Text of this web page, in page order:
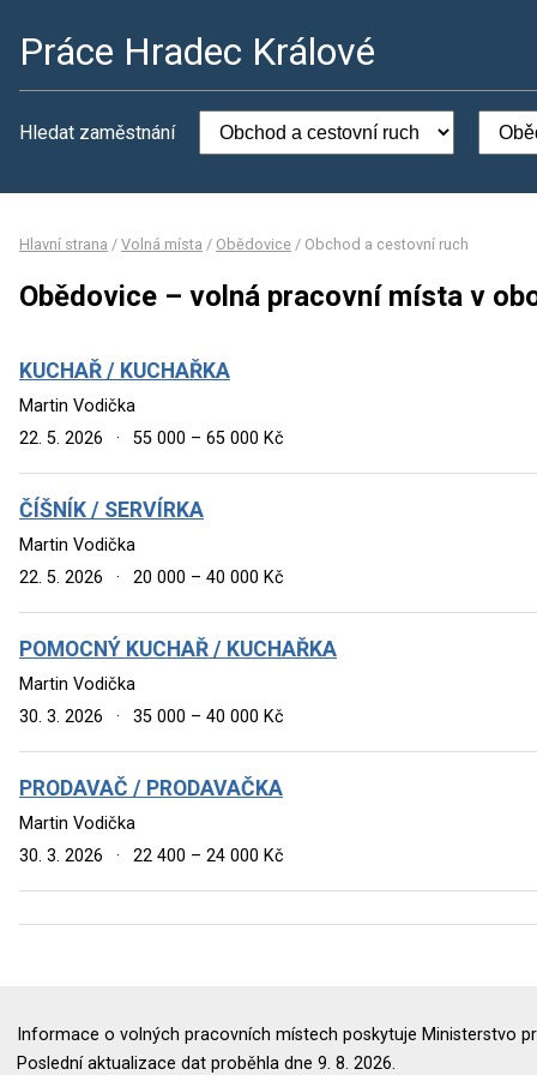
Práce Hradec Králové
Hledat zaměstnání
Hlavní strana / Volná místa / Obědovice / Obchod a cestovní ruch
Obědovice – volná pracovní místa v
KUCHAŘ / KUCHAŘKA
Martin Vodička
22. 5. 2026
· 55 000 – 65 000 Kč
ČÍŠNÍK / SERVÍRKA
Martin Vodička
22. 5. 2026
· 20 000 – 40 000 Kč
POMOCNÝ KUCHAŘ / KUCHAŘKA
Martin Vodička
30. 3. 2026
· 35 000 – 40 000 Kč
PRODAVAČ / PRODAVAČKA
Martin Vodička
30. 3. 2026
· 22 400 – 24 000 Kč
Informace o volných pracovních místech poskytuje Ministerstvo
Poslední aktualizace dat proběhla dne 9. 8. 2026.